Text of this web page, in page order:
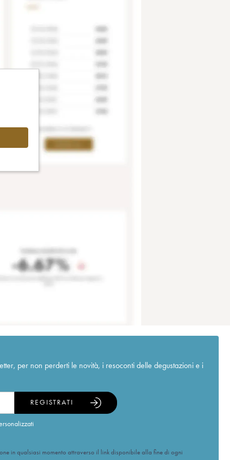
per non perderti le novità, i resoconti delle degustazioni e i
REGISTRATI
in qualsiasi momento attraverso il link disponibile alla fine di ogni